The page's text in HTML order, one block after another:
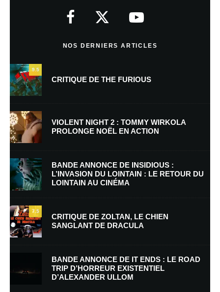
Nom*
E-mail* Site web
Enregistrer mon nom, mon e-mail et mon site dans le navigateur pour
mon prochain commentaire.
NOS DERNIERS ARTICLES
9.5
CRITIQUE DE THE FURIOUS
VIOLENT NIGHT 2 : TOMMY WIRKOLA
PROLONGE NOËL EN ACTION
BANDE ANNONCE DE INSIDIOUS :
L’INVASION DU LOINTAIN : LE RETOUR DU
LOINTAIN AU CINÉMA
7.5
CRITIQUE DE ZOLTAN, LE CHIEN
SANGLANT DE DRACULA
BANDE ANNONCE DE IT ENDS : LE ROAD
TRIP D’HORREUR EXISTENTIEL
D’ALEXANDER ULLOM